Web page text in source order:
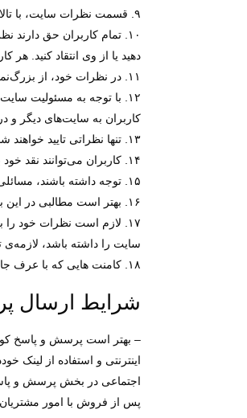
۹. قسمت نظرات سایت، با تالارهای گفت‌وگو (فروم) متفاوت است؛ لذا برای حفظ ساختار، مباحث خارج از چهارچوبی که حالت بحث و گفت‌وگو دارد، تایید نخواهد شد.
۱۰. تمام کاربران حق
دهید یا از وی انتقاد کنید. هر
۱۱. در نظرات خود، از بزرگ‌نمایی یا اغراق درباره‌ی قوت‌ها یا ضعف‌های محصول خودداری کنید. بدیهی است تا حد ممکن هرگونه نظر مبالغه‌آمیز یا به دور از واقعیت تایید نخواهد شد.
۱۲. با توجه به مسئولیت
کاربران به سایت‌های دیگر و
۱۳. تنها نظراتی تایید خواهند شد که مرتبط با محصول موردنظر باشند؛ لذا بحث‌های متفرقه و غیرمرتبط با محصول را مطرح نکنید.
۱۴. کاربران می‌توانند نقد خود به هر بخش از موسیقی شباهنگ را در قسمت مربوط اعلام کنند؛ لذا هیچ‌گونه نقدی را درباره‌ی سایت یا خدمات آن در قسمت نظرات ننویسید.
۱۵. توجه داشته باشند، مسائلی را که از آن اطمینان ندارید، به‌هیچ‌وجه در نظرات ثبت نکنید؛ همچنین از بازنشر شایعات یا اطلاعات غیرمطمئن درباره‌ی محصولات جدا خودداری کنید.
۱۶. بهتر است مطالبی در این بخش ثبت شود که برای بازدیدکنندگان سایت مفید باشد؛ لذا از بیان هرگونه مطالب شخصی، غیرمرتبط یا غیرضروری در این بخش پرهیز کنید.
۱۷. لازم است نظرات خود
سایت را داشته باشد، لازمه‌ی
۱۸. کامنت هایی که با عرف جامعه مغایر هستند تایید نخواهند شد.
شرایط ارسال
– بهتر است پرسش و پاسخ
اینترنتی و استفاده از
اجتماعی در بخش پرسش و پاسخ
پس از فروش با امور